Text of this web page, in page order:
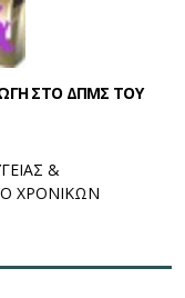
ΣΤΟ ΔΠΜΣ ΤΟΥ
&
ΧΡΟΝΙΚΩΝ